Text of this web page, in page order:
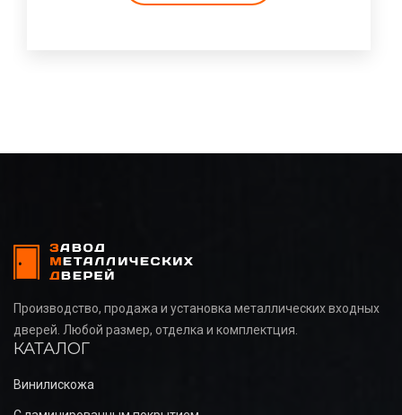
Производство, продажа и установка металлических входных
дверей. Любой размер, отделка и комплектция.
КАТАЛОГ
Винилискожа